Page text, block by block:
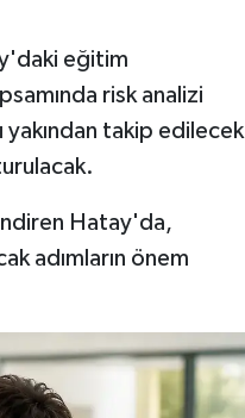
eğitim
risk analizi
yakından takip edilecek
Hatay'da,
adımların önem